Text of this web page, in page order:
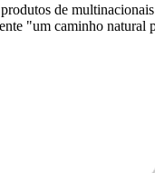
de
"um caminho natural